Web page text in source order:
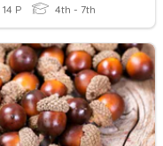
14 P 4th - 7th